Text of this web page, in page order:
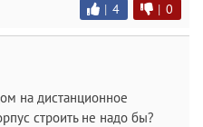
| 4 | 0
на дистанционное
строить не надо бы?